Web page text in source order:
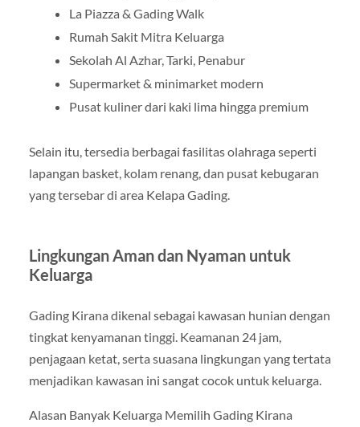
La Piazza & Gading Walk
Rumah Sakit Mitra Keluarga
Sekolah Al Azhar, Tarki, Penabur
Supermarket & minimarket modern
Pusat kuliner dari kaki lima hingga premium
Selain itu, tersedia berbagai fasilitas olahraga seperti
lapangan basket, kolam renang, dan pusat kebugaran
yang tersebar di area Kelapa Gading.
Lingkungan Aman dan Nyaman untuk
Keluarga
Gading Kirana dikenal sebagai kawasan hunian dengan
tingkat kenyamanan tinggi. Keamanan 24 jam,
penjagaan ketat, serta suasana lingkungan yang tertata
menjadikan kawasan ini sangat cocok untuk keluarga.
Alasan Banyak Keluarga Memilih Gading Kirana